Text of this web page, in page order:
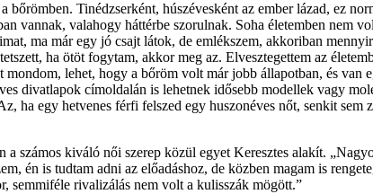
Tinédzserként, húszévesként az ember lázad, ez
vannak, valahogy háttérbe szorulnak. Soha életemben nem
ma már egy jó csajt látok, de emlékszem, akkoriban
ha ötöt fogytam, akkor meg az. Elvesztegettem az
lehet, hogy a bőröm volt már jobb állapotban, és
divatlapok címoldalán is lehetnek idősebb modellek vagy
ha egy hetvenes férfi felszed egy huszonéves nőt, senkit
számos kiváló női szerep közül egyet Keresztes alakít.
én is tudtam adni az előadáshoz, de közben magam is
semmiféle rivalizálás nem volt a kulisszák mögött.”